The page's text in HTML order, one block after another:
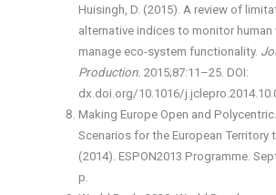
Huisingh, D. (2015). A review of
alternative indices to monitor
manage eco-system functionality.
Production. 2015;87:11–25. DOI:
dx.doi.org/10.1016/
Making Europe Open and
Scenarios for the European Territory
(2014). ESPON2013 Programme.
р.